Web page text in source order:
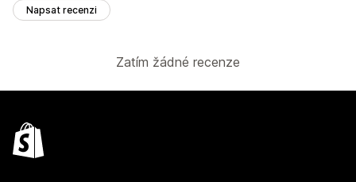
Napsat recenzi
Zatím žádné recenze